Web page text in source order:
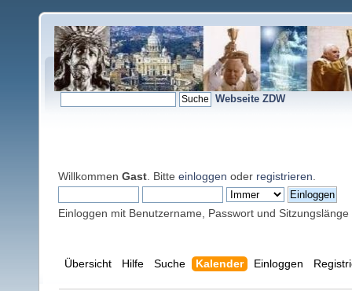
Webseite ZDW
Willkommen Gast . Bitte einloggen oder registrieren
Einloggen mit Benutzername, Passwort und Sitzungslänge
Übersicht Hilfe Suche Kalender Einloggen